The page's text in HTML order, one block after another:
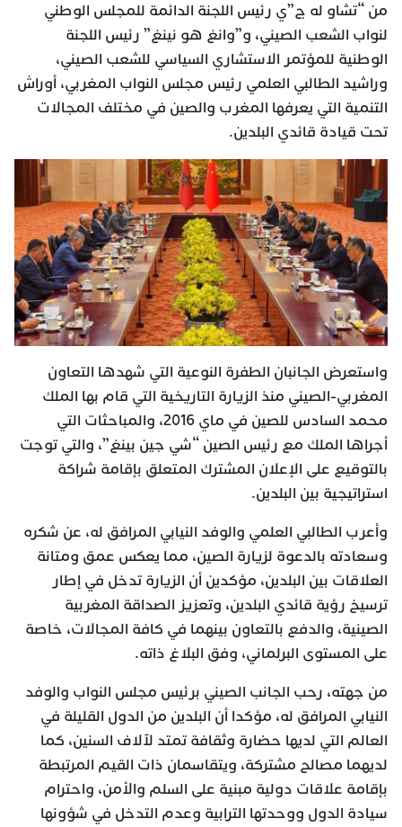
من “تشاو له ج”ي رئيس اللجنة الدائمة للمجلس الوطني
لنواب الشعب الصيني، و”وانغ هو نينغ” رئيس اللجنة
الوطنية للمؤتمر الاستشاري السياسي للشعب الصيني،
وراشيد الطالبي العلمي رئيس مجلس النواب المغربي، أوراش
التنمية التي يعرفها المغرب والصين في مختلف المجالات
تحت قيادة قائدي البلدين.
واستعرض الجانبان الطفرة النوعية التي شهدها التعاون
المغربي-الصيني منذ الزيارة التاريخية التي قام بها الملك
محمد السادس للصين في ماي 2016، والمباحثات التي
أجراها الملك مع رئيس الصين “شي جين بينغ”، والتي توجت
بالتوقيع على الإعلان المشترك المتعلق بإقامة شراكة
استراتيجية بين البلدين.
وأعرب الطالبي العلمي والوفد النيابي المرافق له، عن شكره
وسعادته بالدعوة لزيارة الصين، مما يعكس عمق ومتانة
العلاقات بين البلدين، مؤكدين أن الزيارة تدخل في إطار
ترسيخ رؤية قائدي البلدين، وتعزيز الصداقة المغربية
الصينية، والدفع بالتعاون بينهما في كافة المجالات، خاصة
على المستوى البرلماني، وفق البلاغ ذاته.
من جهته، رحب الجانب الصيني برئيس مجلس النواب والوفد
النيابي المرافق له، مؤكدا أن البلدين من الدول القليلة في
العالم التي لديها حضارة وثقافة تمتد لآلاف السنين، كما
لديهما مصالح مشتركة، ويتقاسمان ذات القيم المرتبطة
بإقامة علاقات دولية مبنية على السلم والأمن، واحترام
سيادة الدول ووحدتها الترابية وعدم التدخل في شؤونها